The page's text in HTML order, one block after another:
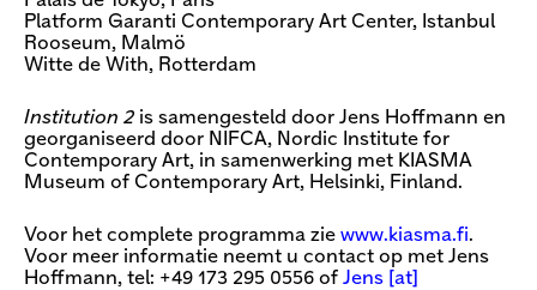
Platform Garanti Contemporary Art Center, Istanbul
Rooseum, Malmö
Witte de With, Rotterdam
Institution 2 is samengesteld door Jens Hoffmann en
georganiseerd door NIFCA, Nordic Institute for
Contemporary Art, in samenwerking met KIASMA
Museum of Contemporary Art, Helsinki, Finland.
Voor het complete programma zie www.kiasma.fi.
Voor meer informatie neemt u contact op met Jens
Hoffmann, tel: +49 173 295 0556 of Jens [​at​]